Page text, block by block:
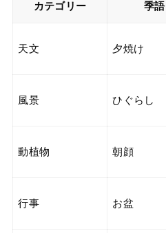
カテゴリー 季語
天文 夕焼け
風景 ひぐらし
動植物 朝顔
行事 お盆